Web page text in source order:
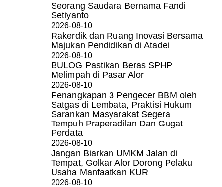
Seorang Saudara Bernama Fandi
Setiyanto
2026-08-10
Rakerdik dan Ruang Inovasi Bersama
Majukan Pendidikan di Atadei
2026-08-10
BULOG Pastikan Beras SPHP
Melimpah di Pasar Alor
2026-08-10
Penangkapan 3 Pengecer BBM oleh
Satgas di Lembata, Praktisi Hukum
Sarankan Masyarakat Segera
Tempuh Praperadilan Dan Gugat
Perdata
2026-08-10
Jangan Biarkan UMKM Jalan di
Tempat, Golkar Alor Dorong Pelaku
Usaha Manfaatkan KUR
2026-08-10